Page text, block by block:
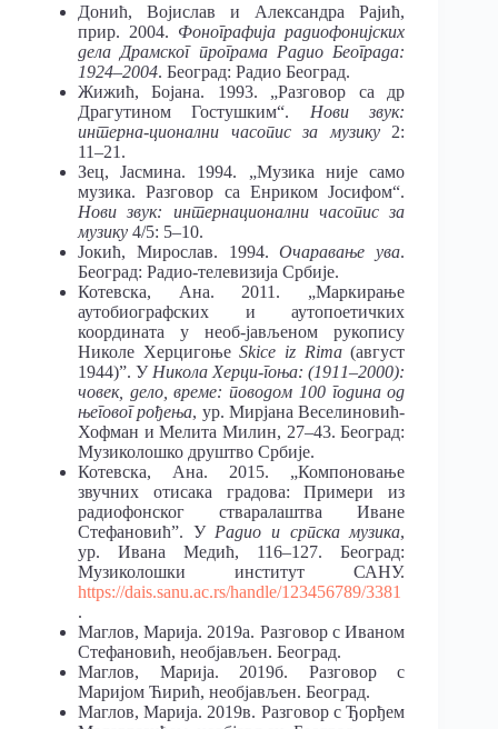
Донић, Војислав и Александра Рајић,
прир. 2004. Фонографија радиофонијских
дела Драмског програма Радио Београда:
1924–2004. Београд: Радио Београд.
Жижић, Бојана. 1993. „Разговор са др
Драгутином Гостушким“. Нови звук:
интерна-ционални часопис за музику 2:
11–21.
Зец, Јасмина. 1994. „Музика није само
музика. Разговор са Енриком Јосифом“.
Нови звук: интернационални часопис за
музику 4/5: 5–10.
Јокић, Мирослав. 1994.Очаравање ува.
Београд: Радио-телевизија Србије.
Котевска, Ана. 2011. „Маркирање
аутобиографских и аутопоетичких
координата у необ-јављеном рукопису
Николе ХерцигоњеSkice iz Rima(август
1944)”. У Никола Херци-гоња: (1911–2000):
човек, дело, време: поводом 100 година од
његовог рођења, ур. Мирјана Веселиновић-
Хофман и Мелита Милин, 27–43. Београд:
Музиколошко друштво Србије.
Котевска, Ана. 2015. „Компоновање
звучних отисака градова: Примери из
радиофонског стваралаштва Иване
Стефановић”. У Радио и српска музика,
ур. Ивана Медић, 116–127. Београд:
Музиколошки институт САНУ.
https://dais.sanu.ac.rs/handle/123456789/3381
.
Маглов, Марија. 2019а. Разговор с Иваном
Стефановић, необјављен. Београд.
Маглов, Марија. 2019б. Разговор с
Маријом Ћирић, необјављен. Београд.
Маглов, Марија. 2019в. Разговор с Ђорђем